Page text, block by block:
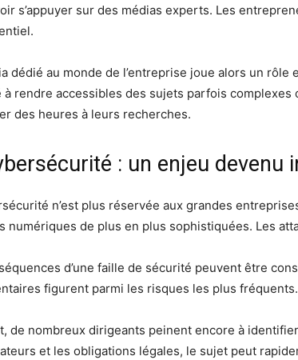
s’appuyer sur des médias experts. Les
dédié au monde de l’entreprise joue alors un
à rendre accessibles des sujets parfois
des heures à leurs recherches.
: un enjeu devenu
n’est plus réservée aux grandes
numériques de plus en plus sophistiquées. Les
d’une faille de sécurité peuvent être
figurent parmi les risques les plus fréquents.
de nombreux dirigeants peinent encore à
et les obligations légales, le sujet peut